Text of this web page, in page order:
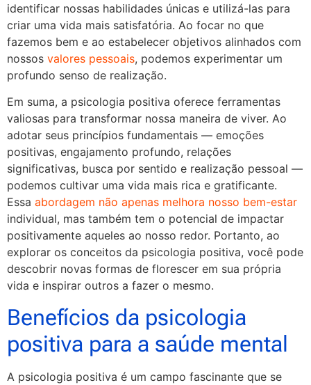
identificar nossas habilidades únicas e utilizá-las para
criar uma vida mais satisfatória. Ao focar no que
fazemos bem e ao estabelecer objetivos alinhados com
nossos valores pessoais, podemos experimentar um
profundo senso de realização.
Em suma, a psicologia positiva oferece ferramentas
valiosas para transformar nossa maneira de viver. Ao
adotar seus princípios fundamentais — emoções
positivas, engajamento profundo, relações
significativas, busca por sentido e realização pessoal —
podemos cultivar uma vida mais rica e gratificante.
Essa abordagem não apenas melhora nosso bem-estar
individual, mas também tem o potencial de impactar
positivamente aqueles ao nosso redor. Portanto, ao
explorar os conceitos da psicologia positiva, você pode
descobrir novas formas de florescer em sua própria
vida e inspirar outros a fazer o mesmo.
Benefícios da psicologia
positiva para a saúde mental
A psicologia positiva é um campo fascinante que se